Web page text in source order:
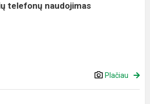
telefonų naudojimas
Plačiau